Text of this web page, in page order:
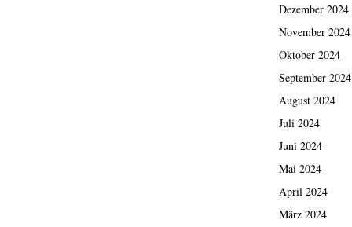
Dezember 2024
November 2024
Oktober 2024
September 2024
August 2024
Juli 2024
Juni 2024
Mai 2024
April 2024
März 2024